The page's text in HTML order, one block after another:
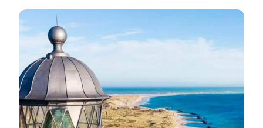
Fyrtårne i Nordjylland